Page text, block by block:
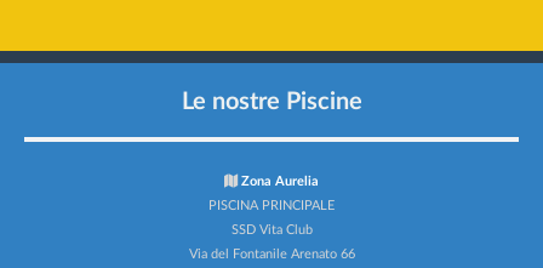
Le nostre Piscine
Zona Aurelia
PISCINA PRINCIPALE
SSD Vita Club
Via del Fontanile Arenato 66